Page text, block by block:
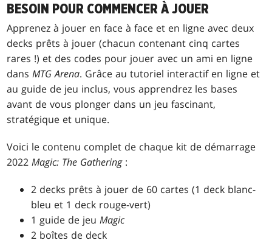
BESOIN POUR COMMENCER À JOUER
Apprenez à jouer en face à face et en ligne avec deux
decks prêts à jouer (chacun contenant cinq cartes
rares !) et des codes pour jouer avec un ami en ligne
dansMTG Arena. Grâce au tutoriel interactif en ligne et
au guide de jeu inclus, vous apprendrez les bases
avant de vous plonger dans un jeu fascinant,
stratégique et unique.
Voici le contenu complet de chaque kit de démarrage
2022Magic: The Gathering:
2 decks prêts à jouer de 60 cartes (1 deck blanc-
bleu et 1 deck rouge-vert)
1 guide de jeuMagic
2 boîtes de deck